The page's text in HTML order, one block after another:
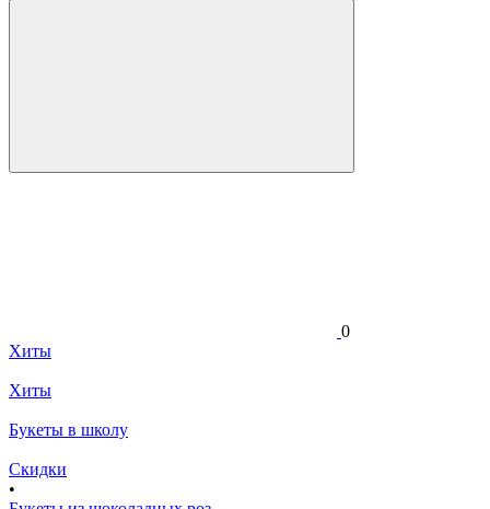
0
Хиты
Хиты
Букеты в школу
Скидки
•